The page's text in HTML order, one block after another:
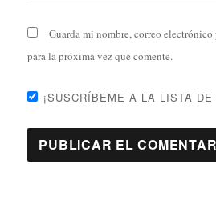
Guarda mi nombre, correo
para la próxima vez que comente.
¡SUSCRÍBEME A LA LISTA DE